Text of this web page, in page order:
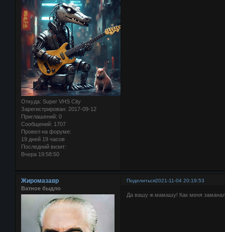
Откуда: Super VHS City
Зарегистрирован: 2017-09-12
Приглашений: 0
Сообщений: 1707
Провел на форуме:
19 дней 19 часов
Последний визит:
Вчера 19:58:50
Поделиться2021-11-04 20:19:53
Жиромазавр
Ватное быдло
Да вашу ж мамашу! Как меня